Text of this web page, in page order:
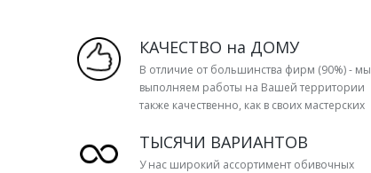
КАЧЕСТВО на ДОМУ
В отличие от большинства фирм (90%) - мы
выполняем работы на Вашей территории
также качественно, как в своих мастерских
ТЫСЯЧИ ВАРИАНТОВ
У нас широкий ассортимент обивочных